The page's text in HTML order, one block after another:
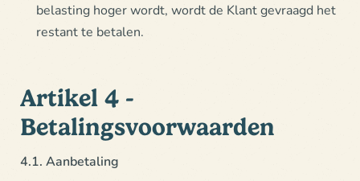
belasting hoger wordt, wordt de Klant gevraagd het
restant te betalen.
Artikel 4 -
Betalingsvoorwaarden
4.1. Aanbetaling